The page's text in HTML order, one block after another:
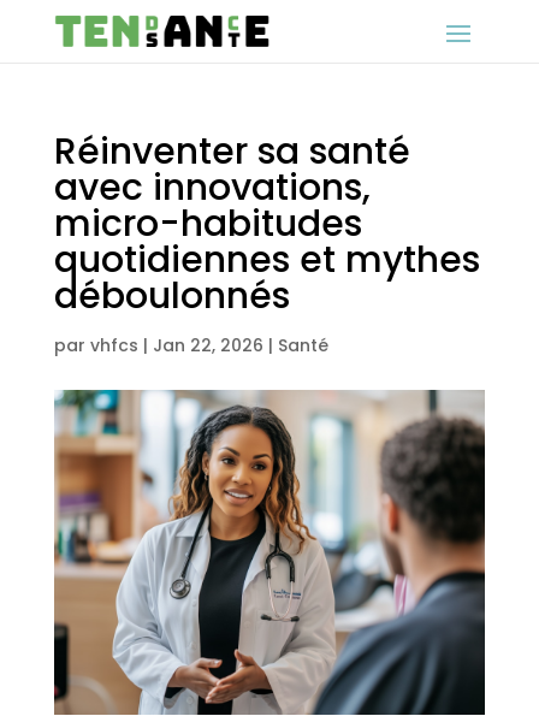
Réinventer sa santé
avec innovations,
micro-habitudes
quotidiennes et mythes
déboulonnés
par vhfcs | Jan 22, 2026 | Santé